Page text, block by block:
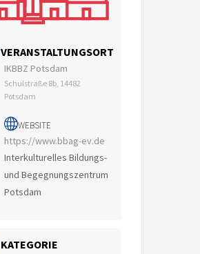
VERANSTALTUNGSORT
IKBBZ Potsdam
Schulstraße 8b, 14482
Potsdam
WEBSITE
https://www.bbag-ev.de
Interkulturelles Bildungs-
und Begegnungszentrum
Potsdam
KATEGORIE